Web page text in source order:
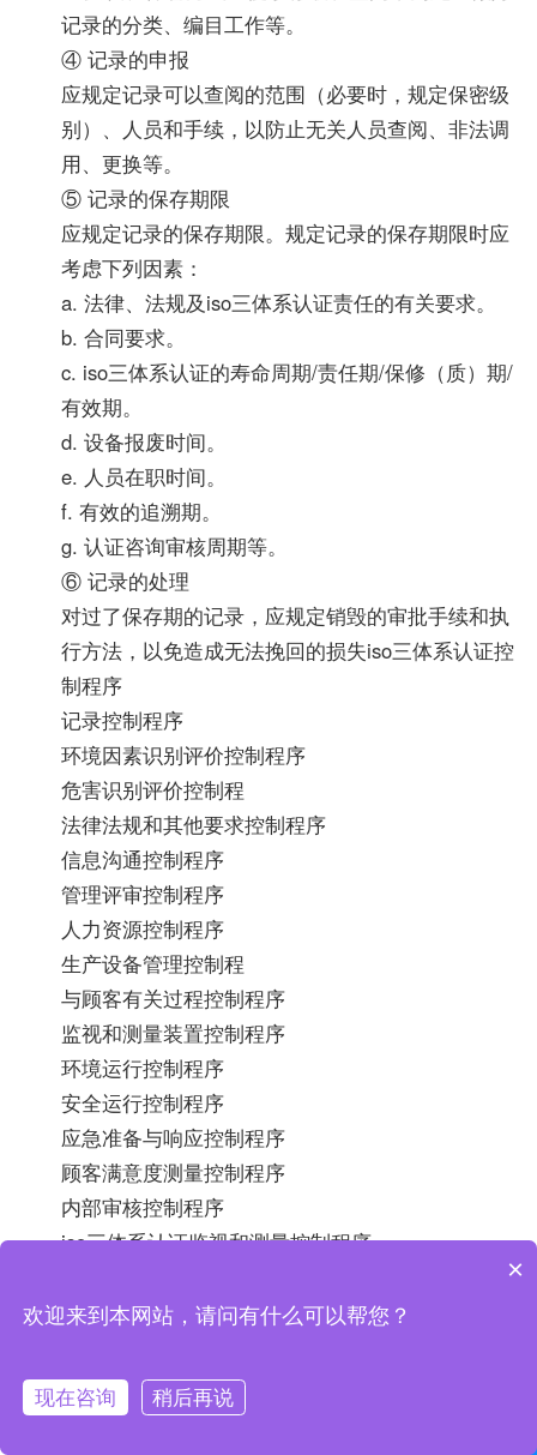
记录的分类、编目工作等。
④ 记录的申报
应规定记录可以查阅的范围（必要时，规定保密级
别）、人员和手续，以防止无关人员查阅、非法调
用、更换等。
⑤ 记录的保存期限
应规定记录的保存期限。规定记录的保存期限时应
考虑下列因素：
a. 法律、法规及iso三体系认证责任的有关要求。
b. 合同要求。
c. iso三体系认证的寿命周期/责任期/保修（质）期/
有效期。
d. 设备报废时间。
e. 人员在职时间。
f. 有效的追溯期。
g. 认证咨询审核周期等。
⑥ 记录的处理
对过了保存期的记录，应规定销毁的审批手续和执
行方法，以免造成无法挽回的损失iso三体系认证控
制程序
记录控制程序
环境因素识别评价控制程序
危害识别评价控制程
法律法规和其他要求控制程序
信息沟通控制程序
管理评审控制程序
人力资源控制程序
生产设备管理控制程
与顾客有关过程控制程序
监视和测量装置控制程序
环境运行控制程序
安全运行控制程序
应急准备与响应控制程序
顾客满意度测量控制程序
内部审核控制程序
iso三体系认证监视和测量控制程序
安全绩效监视和测量控制程序
不符合、纠正和预防措施控制程序
数据分析控制程序
联系我们
×
欢迎来到本网站，请问有什么可以帮您？
现在咨询 稍后再说